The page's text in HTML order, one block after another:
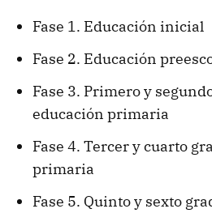
Fase 1. Educación inicial
Fase 2. Educación
Fase 3. Primero y
educación primaria
Fase 4. Tercer y cuarto
primaria
Fase 5. Quinto y sexto